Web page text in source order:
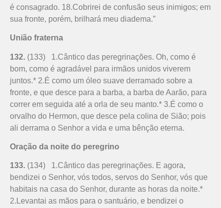
é consagrado. 18.Cobrirei de confusão seus inimigos; em
sua fronte, porém, brilhará meu diadema.”
União fraterna
132. (133) 1.Cântico das peregrinações. Oh, como é
bom, como é agradável para irmãos unidos viverem
juntos.* 2.É como um óleo suave derramado sobre a
fronte, e que desce para a barba, a barba de Aarão, para
correr em seguida até a orla de seu manto.* 3.É como o
orvalho do Hermon, que desce pela colina de Sião; pois
ali derrama o Senhor a vida e uma bênção eterna.
Oração da noite do peregrino
133. (134) 1.Cântico das peregrinações. E agora,
bendizei o Senhor, vós todos, servos do Senhor, vós que
habitais na casa do Senhor, durante as horas da noite.*
2.Levantai as mãos para o santuário, e bendizei o